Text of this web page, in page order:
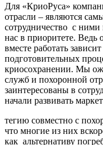
Для «КриоРуса»
отрасли – являются
сотрудничество с ними
нас в приоритете. Ведь
вместе работать
подготовительных
криосохранении. Мы
служб и похоронной
заинтересованы в
начали развивать
тегию совместно с
что многие из них
как альтернативу